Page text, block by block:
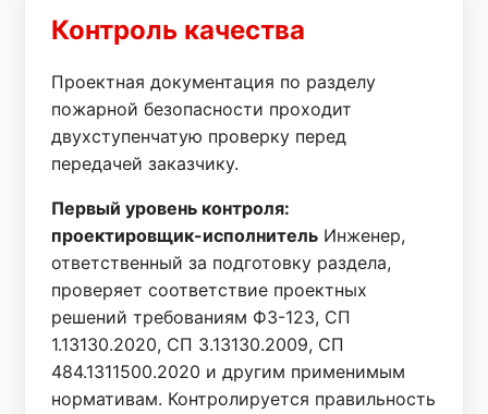
Контроль качества
Проектная документация по разделу
пожарной безопасности проходит
двухступенчатую проверку перед
передачей заказчику.
Первый уровень контроля:
проектировщик-исполнитель Инженер,
ответственный за подготовку раздела,
проверяет соответствие проектных
решений требованиям ФЗ-123, СП
1.13130.2020, СП 3.13130.2009, СП
484.1311500.2020 и другим применимым
нормативам. Контролируется правильность